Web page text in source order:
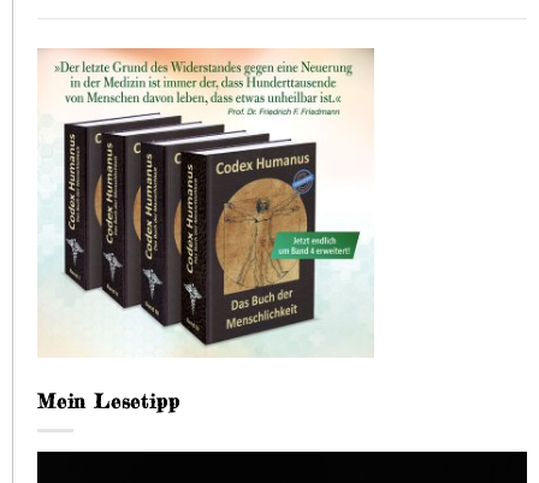
Mein Lesetipp